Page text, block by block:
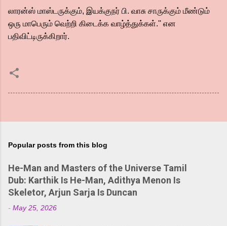
லாரன்ஸ் மாஸ்டருக்கும், இயக்குநர் பி. வாசு சாருக்கும் மீண்டும்
ஒரு மாபெரும் வெற்றி கிடைக்க வாழ்த்துக்கள்.'' என
பதிவிட்டிருக்கிறார்.
Popular posts from this blog
He-Man and Masters of the Universe Tamil
Dub: Karthik Is He-Man, Adithya Menon Is
Skeletor, Arjun Sarja Is Duncan
- May 25, 2026